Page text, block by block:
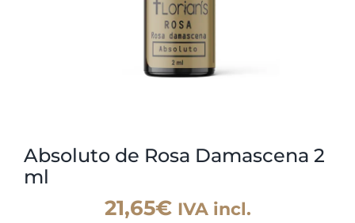
Absoluto de Rosa Damascena 2
ml
21,65€ IVA incl.